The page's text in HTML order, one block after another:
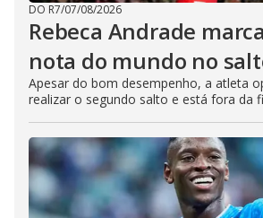
DO R7/07/08/2026
Rebeca Andrade
nota do mundo no
Apesar do bom desempenho, a atleta
realizar o segundo salto e está fora da